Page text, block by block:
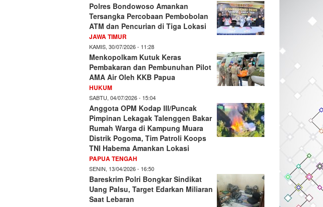
Polres Bondowoso Amankan
Tersangka Percobaan Pembobolan
ATM dan Pencurian di Tiga Lokasi
JAWA TIMUR
KAMIS, 30/07/2026 - 11:28
Menkopolkam Kutuk Keras
Pembakaran dan Pembunuhan Pilot
AMA Air Oleh KKB Papua
HUKUM
SABTU, 04/07/2026 - 15:04
Anggota OPM Kodap III/Puncak
Pimpinan Lekagak Talenggen Bakar
Rumah Warga di Kampung Muara
Distrik Pogoma, Tim Patroli Koops
TNI Habema Amankan Lokasi
PAPUA TENGAH
SENIN, 13/04/2026 - 16:50
Bareskrim Polri Bongkar Sindikat
Uang Palsu, Target Edarkan Miliaran
Saat Lebaran